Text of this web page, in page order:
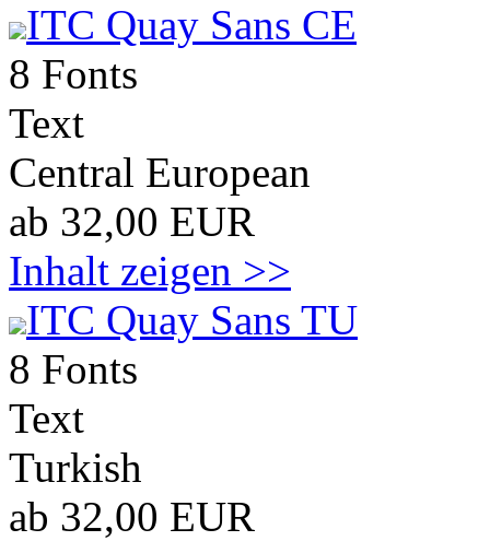
ITC Quay Sans CE
8 Fonts
Text
Central European
ab 32,00 EUR
Inhalt zeigen >>
ITC Quay Sans TU
8 Fonts
Text
Turkish
ab 32,00 EUR